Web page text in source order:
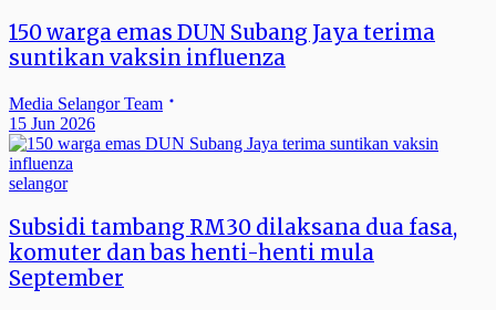
150 warga emas DUN Subang Jaya terima
suntikan vaksin influenza
Media Selangor Team
15 Jun 2026
selangor
Subsidi tambang RM30 dilaksana dua fasa,
komuter dan bas henti-henti mula
September